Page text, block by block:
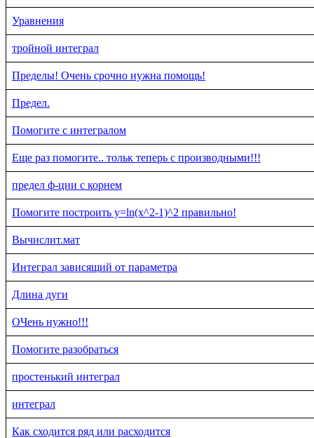
Уравнения
тройной интеграл
Пределы! Очень срочно нужна помощь!
Предел.
Помогите с интегралом
Еще раз помогите.. тольк теперь с производными!!!
предел ф-ции с корнем
Помогите построить y=ln(x^2-1)^2 правильно!
Вычислит.мат
Интеграл зависящий от параметра
Длина дуги
ОЧень нужно!!!
Помогите разобраться
простенький интеграл
интеграл
Как сходится ряд или расходится